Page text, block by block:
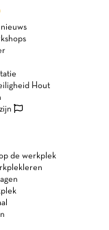
Hout
de werkplek